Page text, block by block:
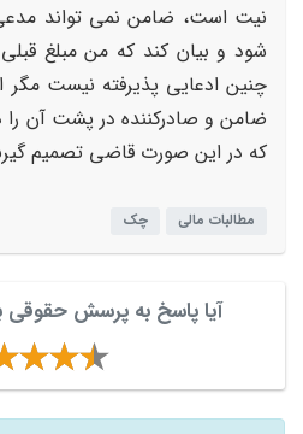
نیت است، ضامن نمی تواند
شود و بیان کند که من مبلغ
چنین ادعایی پذیرفته نیست
ضامن و صادرکننده در پشت آن را
که در این صورت قاضی تصمیم
مطالبات مالی چک
آیا پاسخ به پرسش حقوقی